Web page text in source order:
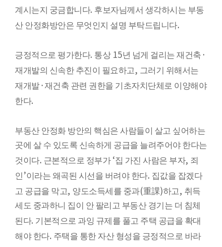
계시는지 궁금합니다. 후보자님께서 생각하시는 부동
산 안정화방안은 무엇인지 설명 부탁드립니다.
긍정적으로 평가한다. 통상 15년 넘게 걸리는 재건축 ·
재개발의 신속한 추진이 필요하고, 그러기 위해서는
재개발· 재건축 관련 권한을 기초자치단체로 이양해야
한다.
부동산 안정화 방안의 핵심은 사람들이 살고 싶어하는
곳에 살 수 있도록 신속하게 공급을 늘려주어야 한다는
것이다. 근본적으로 정부가 ‘집 가진 사람은 부자, 죄
인’이라는 왜곡된 시선을 버려야 한다. 집값을 잡겠다
고 공급을 막고, 양도소득세를 중과(重課)하고, 취득
세도 중과하니 집이 안 팔리고 부동산 경기는 더 침체
된다. 기본적으로 과잉 규제를 풀고 주택 공급을 확대
해야 한다. 주택을 통한 자산 형성을 긍정적으로 바라